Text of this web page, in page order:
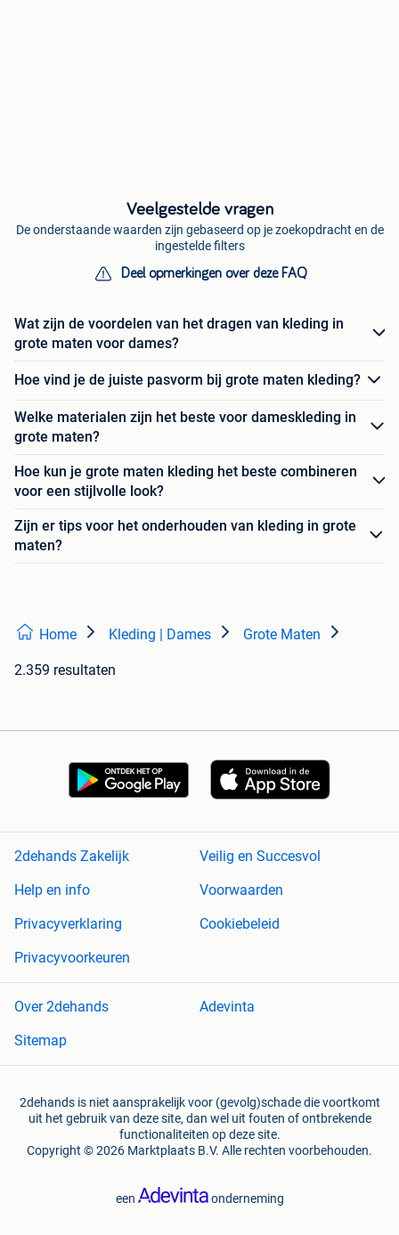
Veelgestelde vragen
De onderstaande waarden zijn gebaseerd op je zoekopdracht en de
ingestelde filters
Deel opmerkingen over deze FAQ
Wat zijn de voordelen van het dragen van kleding in
grote maten voor dames?
Hoe vind je de juiste pasvorm bij grote maten kleding?
Welke materialen zijn het beste voor dameskleding in
grote maten?
Hoe kun je grote maten kleding het beste combineren
voor een stijlvolle look?
Zijn er tips voor het onderhouden van kleding in grote
maten?
Home Kleding | Dames Grote Maten
2.359 resultaten
2dehands Zakelijk
Veilig en Succesvol
Help en info
Voorwaarden
Privacyverklaring
Cookiebeleid
Privacyvoorkeuren
Over 2dehands
Adevinta
Sitemap
2dehands is niet aansprakelijk voor (gevolg)schade die voortkomt
uit het gebruik van deze site, dan wel uit fouten of ontbrekende
functionaliteiten op deze site.
Copyright © 2026 Marktplaats B.V. Alle rechten voorbehouden.
een onderneming